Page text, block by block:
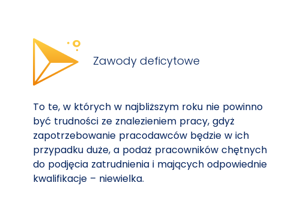
Zawody deficytowe
To te, w których w najbliższym roku nie powinno
być trudności ze znalezieniem pracy, gdyż
zapotrzebowanie pracodawców będzie w ich
przypadku duże, a podaż pracowników chętnych
do podjęcia zatrudnienia i mających odpowiednie
kwalifikacje – niewielka.